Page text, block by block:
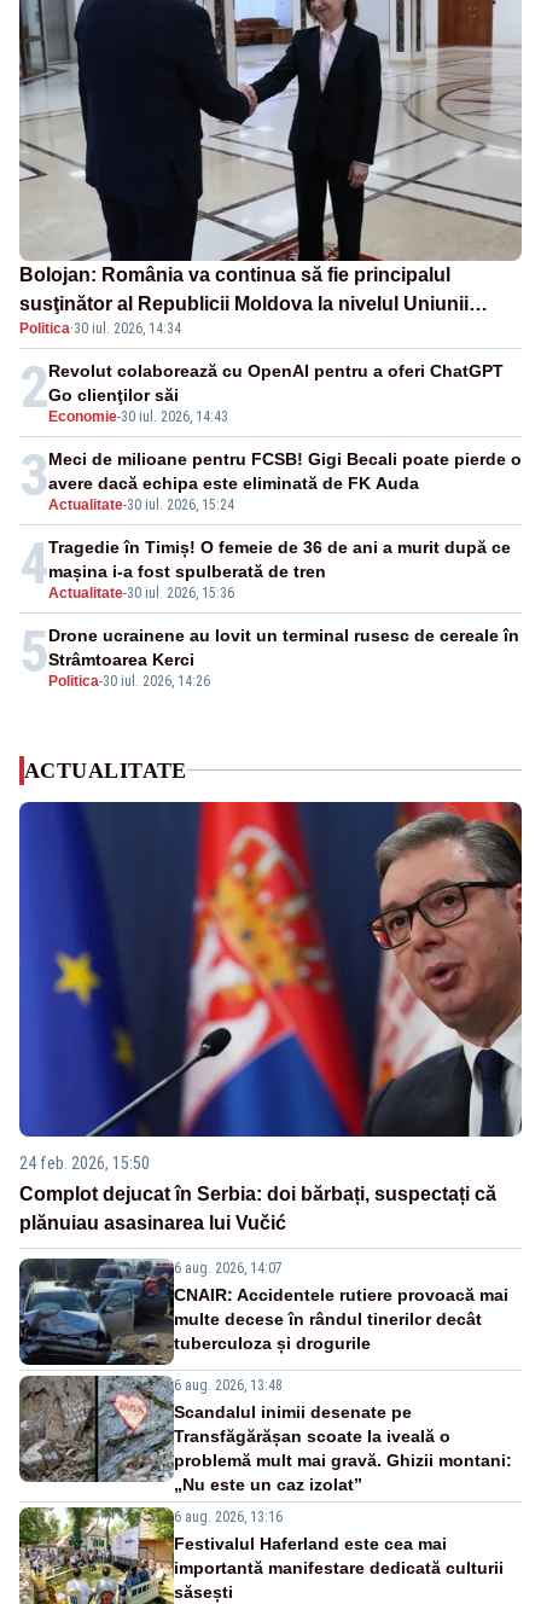
Bolojan: România va continua să fie principalul
susţinător al Republicii Moldova la nivelul Uniunii
Europene
Politica·30 iul. 2026, 14:34
2Economie-30 iul. 2026, 14:43
Revolut colaborează cu OpenAI pentru a oferi ChatGPT
Go clienţilor săi
3Actualitate-30 iul. 2026, 15:24
Meci de milioane pentru FCSB! Gigi Becali poate pierde o
avere dacă echipa este eliminată de FK Auda
4Actualitate-30 iul. 2026, 15:36
Tragedie în Timiș! O femeie de 36 de ani a murit după ce
mașina i-a fost spulberată de tren
5Politica-30 iul. 2026, 14:26
Drone ucrainene au lovit un terminal rusesc de cereale în
Strâmtoarea Kerci
ACTUALITATE
24 feb. 2026, 15:50
Complot dejucat în Serbia: doi bărbați, suspectați că
plănuiau asasinarea lui Vučić
6 aug. 2026, 14:07
CNAIR: Accidentele rutiere provoacă mai
multe decese în rândul tinerilor decât
tuberculoza și drogurile
6 aug. 2026, 13:48
Scandalul inimii desenate pe
Transfăgărășan scoate la iveală o
problemă mult mai gravă. Ghizii montani:
„Nu este un caz izolat”
6 aug. 2026, 13:16
Festivalul Haferland este cea mai
importantă manifestare dedicată culturii
săsești